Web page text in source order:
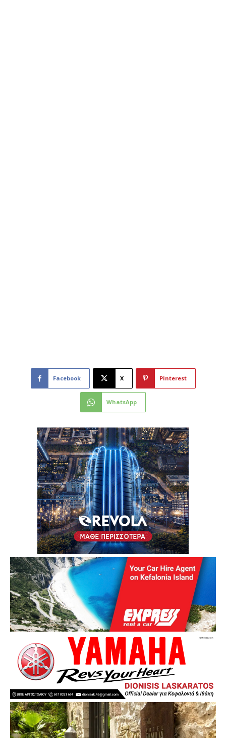
Facebook X Pinterest
WhatsApp